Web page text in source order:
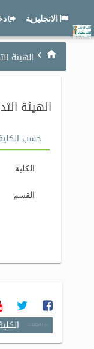
الانجليزية
الهيئة
الهيئة
حسب
الكلية
القسم